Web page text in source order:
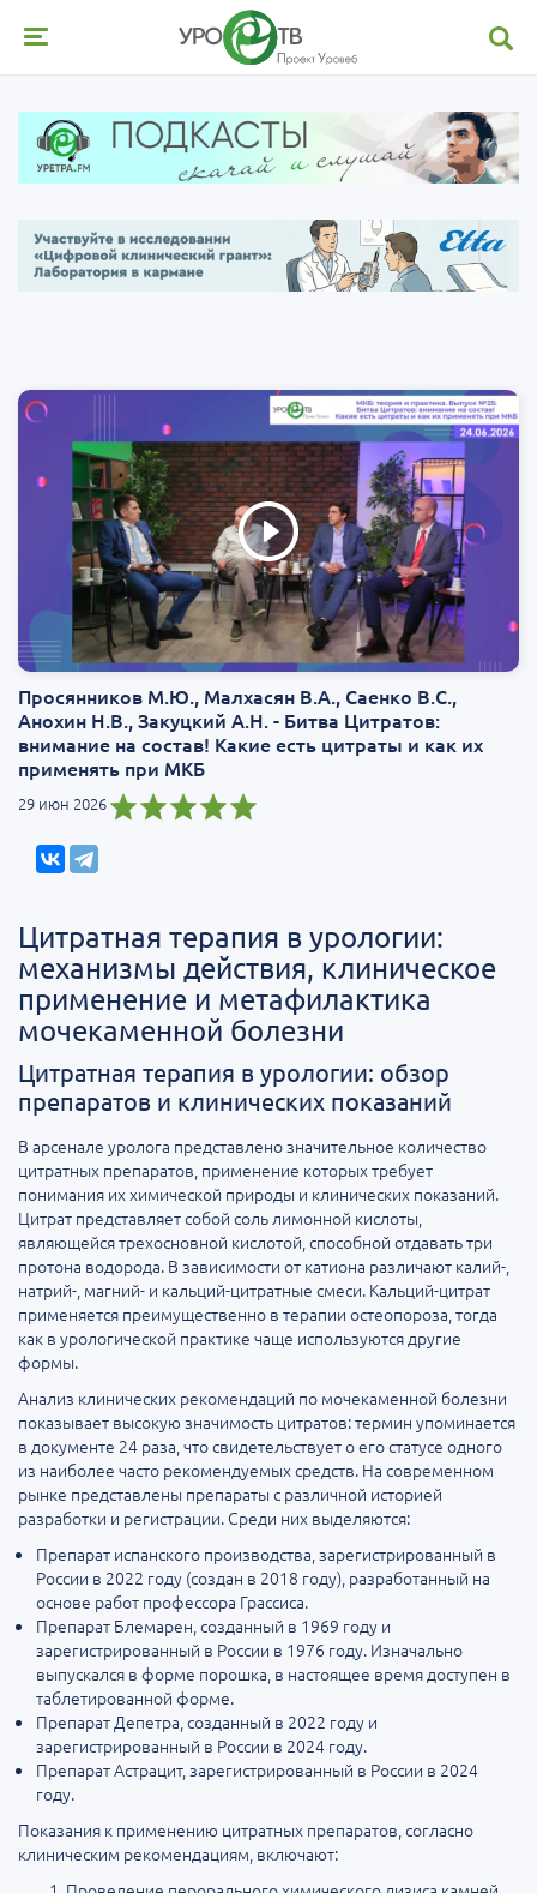
Просянников М.Ю., Малхасян В.А., Саенко В.С.,
Анохин Н.В., Закуцкий А.Н. - Битва Цитратов:
внимание на состав! Какие есть цитраты и как их
применять при МКБ
29 июн 2026
Цитратная терапия в урологии:
механизмы действия, клиническое
применение и метафилактика
мочекаменной болезни
Цитратная терапия в урологии: обзор
препаратов и клинических показаний
В арсенале уролога представлено значительное количество
цитратных препаратов, применение которых требует
понимания их химической природы и клинических показаний.
Цитрат представляет собой соль лимонной кислоты,
являющейся трехосновной кислотой, способной отдавать три
протона водорода. В зависимости от катиона различают калий-,
натрий-, магний- и кальций-цитратные смеси. Кальций-цитрат
применяется преимущественно в терапии остеопороза, тогда
как в урологической практике чаще используются другие
формы.
Анализ клинических рекомендаций по мочекаменной болезни
показывает высокую значимость цитратов: термин упоминается
в документе 24 раза, что свидетельствует о его статусе одного
из наиболее часто рекомендуемых средств. На современном
рынке представлены препараты с различной историей
разработки и регистрации. Среди них выделяются:
Препарат испанского производства, зарегистрированный в
России в 2022 году (создан в 2018 году), разработанный на
основе работ профессора Грассиса.
Препарат Блемарен, созданный в 1969 году и
зарегистрированный в России в 1976 году. Изначально
выпускался в форме порошка, в настоящее время доступен в
таблетированной форме.
Препарат Депетра, созданный в 2022 году и
зарегистрированный в России в 2024 году.
Препарат Астрацит, зарегистрированный в России в 2024
году.
Показания к применению цитратных препаратов, согласно
клиническим рекомендациям, включают: